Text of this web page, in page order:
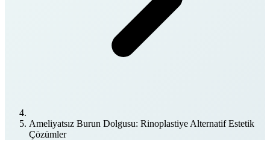
Ameliyatsız Burun Dolgusu: Rinoplastiye Alternatif Estetik
Çözümler